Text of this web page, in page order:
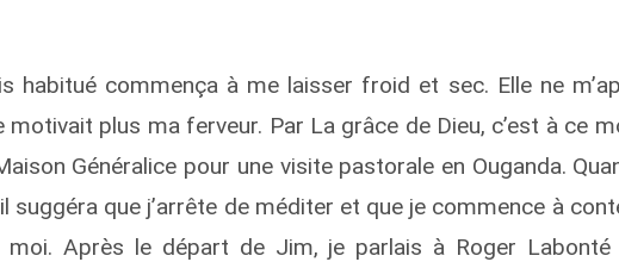
habitué commença à me laisser froid et sec. Elle ne
motivait plus ma ferveur. Par La grâce de Dieu, c’est à ce
Généralice pour une visite pastorale en Ouganda.
que j’arrête de méditer et que je commence à
moi. Après le départ de Jim, je parlais à Roger